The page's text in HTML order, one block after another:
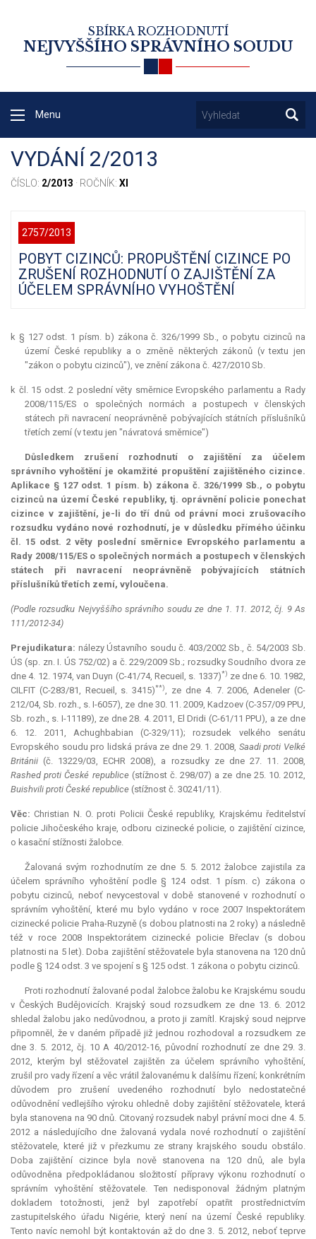
SBÍRKA ROZHODNUTÍ
NEJVYŠŠÍHO SPRÁVNÍHO SOUDU
Menu
VYDÁNÍ 2/2013
ČÍSLO: 2/2013 · ROČNÍK: XI
2757/2013
POBYT CIZINCŮ: PROPUŠTĚNÍ CIZINCE PO
ZRUŠENÍ ROZHODNUTÍ O ZAJIŠTĚNÍ ZA
ÚČELEM SPRÁVNÍHO VYHOŠTĚNÍ
k § 127 odst. 1 písm. b) zákona č. 326/1999 Sb., o pobytu cizinců na
území České republiky a o změně některých zákonů (v textu jen
"zákon o pobytu cizinců"), ve znění zákona č. 427/2010 Sb.
k čl. 15 odst. 2 poslední věty směrnice Evropského parlamentu a Rady
2008/115/ES o společných normách a postupech v členských
státech při navracení neoprávněně pobývajících státních příslušníků
třetích zemí (v textu jen "návratová směrnice")
Důsledkem zrušení rozhodnutí o zajištění za účelem
správního vyhoštění je okamžité propuštění zajištěného cizince.
Aplikace § 127 odst. 1 písm. b) zákona č. 326/1999 Sb., o pobytu
cizinců na území České republiky, tj. oprávnění policie ponechat
cizince v zajištění, je-li do tří dnů od právní moci zrušovacího
rozsudku vydáno nové rozhodnutí, je v důsledku přímého účinku
čl. 15 odst. 2 věty poslední směrnice Evropského parlamentu a
Rady 2008/115/ES o společných normách a postupech v členských
státech při navracení neoprávněně pobývajících státních
příslušníků třetích zemí, vyloučena.
(Podle rozsudku Nejvyššího správního soudu ze dne 1. 11. 2012, čj. 9 As
111/2012-34)
Prejudikatura: nálezy Ústavního soudu č. 403/2002 Sb., č. 54/2003 Sb.
ÚS (sp. zn. I. ÚS 752/02) a č. 229/2009 Sb.; rozsudky Soudního dvora ze
dne 4. 12. 1974, van Duyn (C-41/74, Recueil, s. 1337)*) ze dne 6. 10. 1982,
CILFIT (C-283/81, Recueil, s. 3415)**), ze dne 4. 7. 2006, Adeneler (C-
212/04, Sb. rozh., s. I-6057), ze dne 30. 11. 2009, Kadzoev (C-357/09 PPU,
Sb. rozh., s. I-11189), ze dne 28. 4. 2011, El Dridi (C-61/11 PPU), a ze dne
6. 12. 2011, Achughbabian (C-329/11); rozsudek velkého senátu
Evropského soudu pro lidská práva ze dne 29. 1. 2008, Saadi proti Velké
Británii (č. 13229/03, ECHR 2008), a rozsudky ze dne 27. 11. 2008,
Rashed proti České republice (stížnost č. 298/07) a ze dne 25. 10. 2012,
Buishvili proti České republice (stížnost č. 30241/11).
Věc:Christian N. O. proti Policii České republiky, Krajskému ředitelství
policie Jihočeského kraje, odboru cizinecké policie, o zajištění cizince,
o kasační stížnosti žalobce.
Žalovaná svým rozhodnutím ze dne 5. 5. 2012 žalobce zajistila za
účelem správního vyhoštění podle § 124 odst. 1 písm. c) zákona o
pobytu cizinců, neboť nevycestoval v době stanovené v rozhodnutí o
správním vyhoštění, které mu bylo vydáno v roce 2007 Inspektorátem
cizinecké policie Praha-Ruzyně (s dobou platnosti na 2 roky) a následně
též v roce 2008 Inspektorátem cizinecké policie Břeclav (s dobou
platnosti na 5 let). Doba zajištění stěžovatele byla stanovena na 120 dnů
podle § 124 odst. 3 ve spojení s § 125 odst. 1 zákona o pobytu cizinců.
Proti rozhodnutí žalované podal žalobce žalobu ke Krajskému soudu
v Českých Budějovicích. Krajský soud rozsudkem ze dne 13. 6. 2012
shledal žalobu jako nedůvodnou, a proto ji zamítl. Krajský soud nejprve
připomněl, že v daném případě již jednou rozhodoval a rozsudkem ze
dne 3. 5. 2012, čj. 10 A 40/2012-16, původní rozhodnutí ze dne 29. 3.
2012, kterým byl stěžovatel zajištěn za účelem správního vyhoštění,
zrušil pro vady řízení a věc vrátil žalovanému k dalšímu řízení; konkrétním
důvodem pro zrušení uvedeného rozhodnutí bylo nedostatečné
odůvodnění vedlejšího výroku ohledně doby zajištění stěžovatele, která
byla stanovena na 90 dnů. Citovaný rozsudek nabyl právní moci dne 4. 5.
2012 a následujícího dne žalovaná vydala nové rozhodnutí o zajištění
stěžovatele, které již v přezkumu ze strany krajského soudu obstálo.
Doba zajištění cizince byla nově stanovena na 120 dnů, ale byla
odůvodněna předpokládanou složitostí přípravy výkonu rozhodnutí o
správním vyhoštění stěžovatele. Ten nedisponoval žádným platným
dokladem totožnosti, jenž byl zapotřebí opatřit prostřednictvím
zastupitelského úřadu Nigérie, který není na území České republiky.
Tento navíc nemohl být kontaktován až do dne 3. 5. 2012, neboť teprve